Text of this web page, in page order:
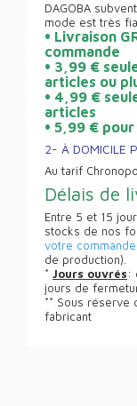
DAGOBA
mode est très
• Livraison
commande
• 3,99 €
articles ou
• 4,99 €
articles
• 5,99 €
2- À DOMICILE
Au tarif
Délais de
Entre 5 et 15
stocks de nos
votre commande
de production).
* Jours ouvrés:
jours de
** Sous réserve
fabricant